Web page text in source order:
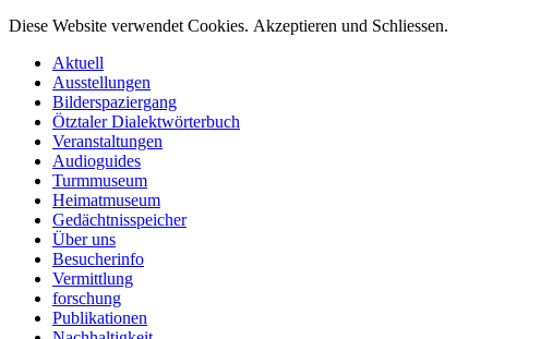
Diese Website verwendet Cookies. Akzeptieren und Schliessen.
Aktuell
Ausstellungen
Bilderspaziergang
Ötztaler Dialektwörterbuch
Veranstaltungen
Audioguides
Turmmuseum
Heimatmuseum
Gedächtnisspeicher
Über uns
Besucherinfo
Vermittlung
forschung
Publikationen